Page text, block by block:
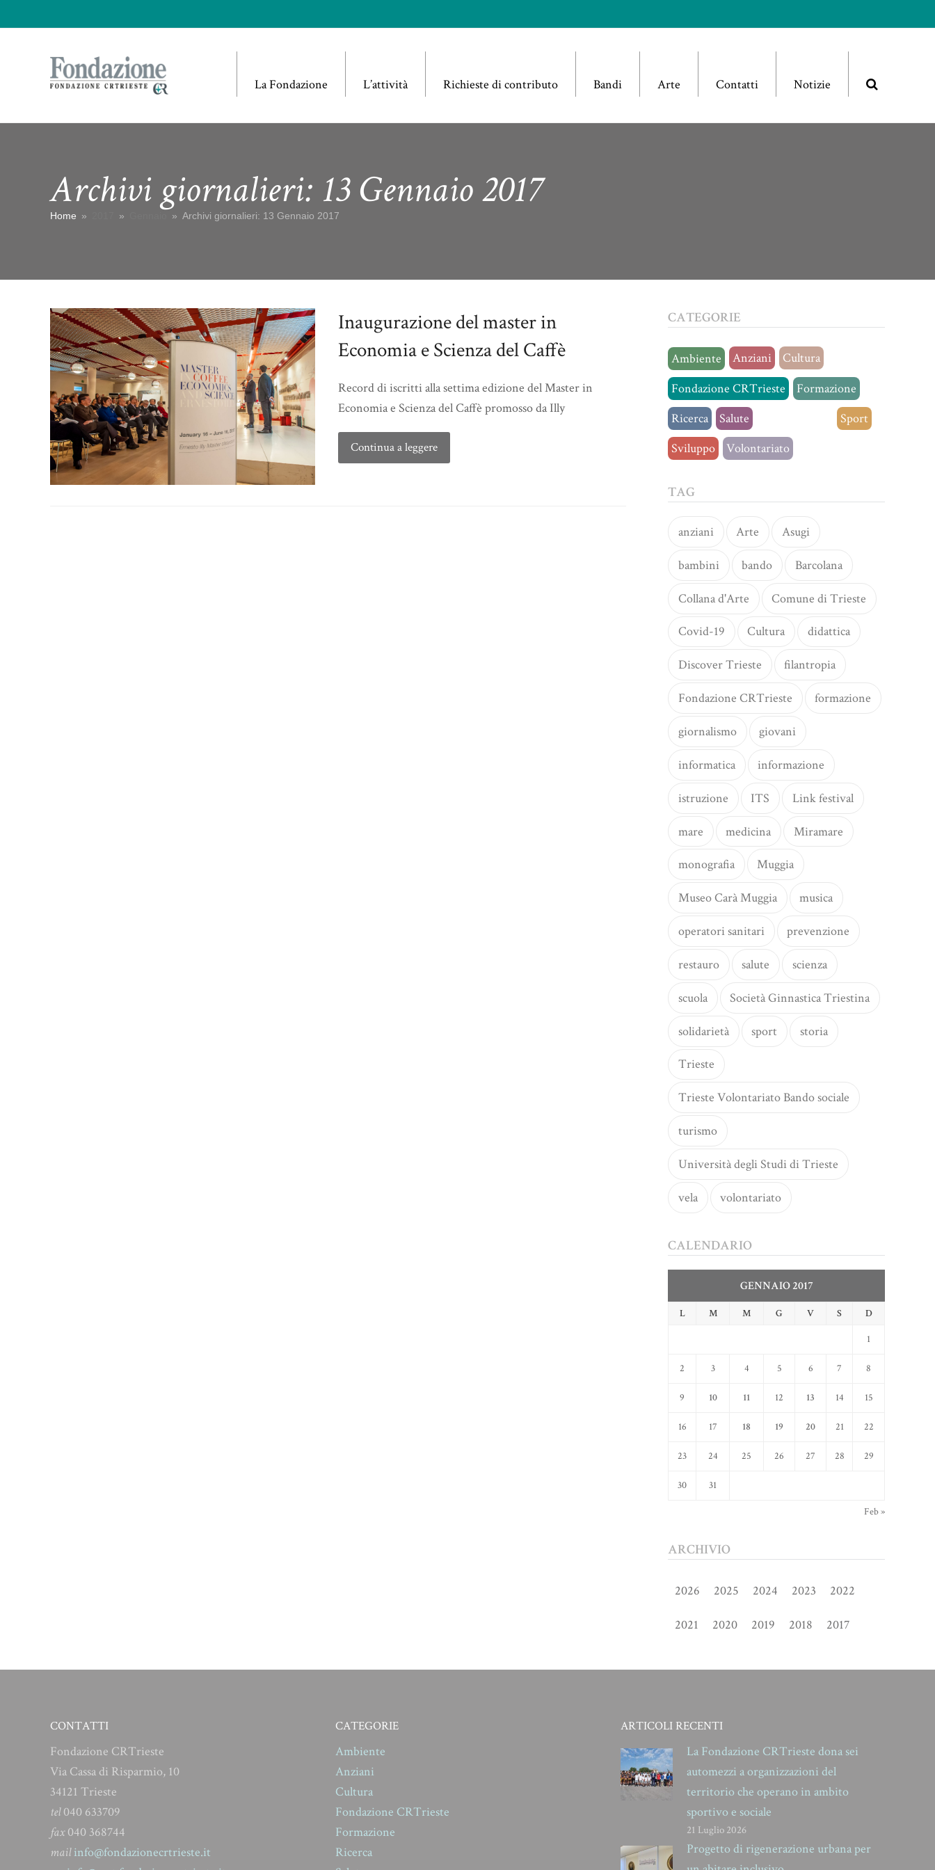
La Fondazione L’attività Richieste di contributo Bandi Arte Contatti Notizie
Archivi giornalieri: 13 Gennaio 2017
Home » » » Archivi giornalieri: 13 Gennaio 2017
Inaugurazione del master in
Economia e Scienza del Caffè
Record di iscritti alla settima edizione del Master in
Economia e Scienza del Caffè promosso da Illy
Continua a leggere
CATEGORIE
Ambiente Anziani
Cultura
Fondazione CRTrieste
Formazione
Ricerca
Salute
Sport
Sviluppo
Volontariato
TAG
anziani Arte Asugi
bambini bando Barcolana
Collana d'Arte Comune di Trieste
Covid-19 Cultura didattica
Discover Trieste filantropia
Fondazione CRTrieste formazione
giornalismo giovani
informatica informazione
istruzione ITS Link festival
mare medicina Miramare
monografia Muggia
Museo Carà Muggia musica
operatori sanitari prevenzione
restauro salute scienza
scuola Società Ginnastica Triestina
solidarietà sport storia
Trieste
Trieste Volontariato Bando sociale
turismo
Università degli Studi di Trieste
vela volontariato
CALENDARIO
GENNAIO 2017
L M M G V S D
1
2 3 4 5 6 7 8
9 10 11 12 13 14 15
16 17 18 19 20 21 22
23 24 25 26 27 28 29
30 31
Feb »
ARCHIVIO
2026 2025 2024 2023 2022
2021 2020 2019 2018 2017
CONTATTI
Fondazione CRTrieste
Via Cassa di Risparmio, 10
34121 Trieste
tel040 633709
fax040 368744
mail info@fondazionecrtrieste.it
CATEGORIE
Ambiente
Anziani
Cultura
Fondazione CRTrieste
Formazione
Ricerca
ARTICOLI RECENTI
La Fondazione CRTrieste dona sei
automezzi a organizzazioni del
territorio che operano in ambito
sportivo e sociale
21 Luglio 2026
Progetto di rigenerazione urbana per